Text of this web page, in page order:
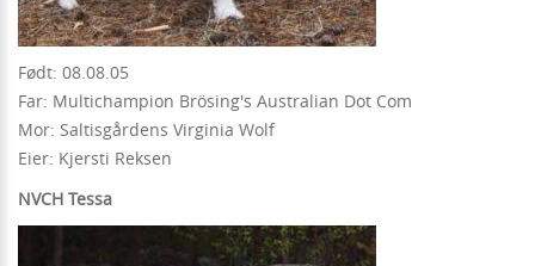
Født: 08.08.05
Far: Multichampion Brösing's Australian Dot Com
Mor: Saltisgårdens Virginia Wolf
Eier: Kjersti Reksen
NVCH Tessa